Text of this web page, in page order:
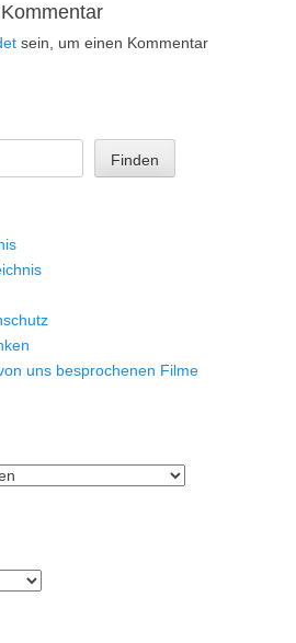
sein, um einen Kommentar
Finden
uns besprochenen Filme